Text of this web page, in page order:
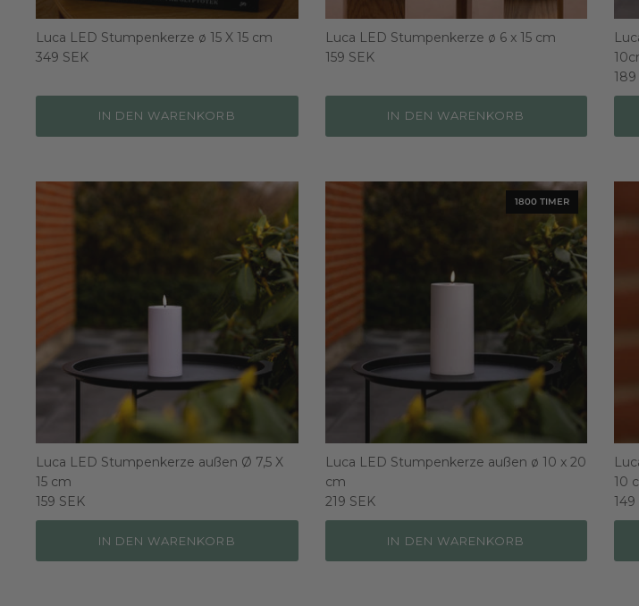
Luca LED Stumpenkerze ø 15 X 15 cm
349 SEK
IN DEN WARENKORB
Luca LED Stumpenkerze ø 6 x 15 cm
159 SEK
IN DEN WARENKORB
189
Luca LED Stumpenkerze außen Ø 7,5 X
15 cm
159 SEK
IN DEN WARENKORB
1800 TIMER
Luca LED Stumpenkerze außen ø 10 x 20
cm
219 SEK
IN DEN WARENKORB
10
149